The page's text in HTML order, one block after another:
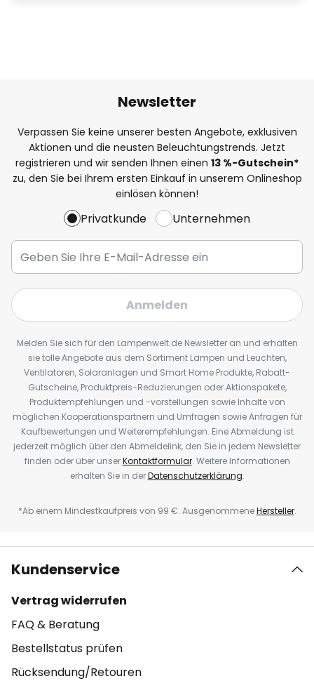
Newsletter
Verpassen Sie keine unserer besten Angebote, exklusiven
Aktionen und die neusten Beleuchtungstrends. Jetzt
registrieren und wir senden Ihnen einen 13 %-Gutschein*
zu, den Sie bei Ihrem ersten Einkauf in unserem Onlineshop
einlösen können!
Privatkunde Unternehmen
Anmelden
Melden Sie sich für den Lampenwelt.de Newsletter an und erhalten
sie tolle Angebote aus dem Sortiment Lampen und Leuchten,
Ventilatoren, Solaranlagen und Smart Home Produkte, Rabatt-
Gutscheine, Produktpreis-Reduzierungen oder Aktionspakete,
Produktempfehlungen und -vorstellungen sowie Inhalte von
möglichen Kooperationspartnern und Umfragen sowie Anfragen für
Kaufbewertungen und Weiterempfehlungen. Eine Abmeldung ist
jederzeit möglich über den Abmeldelink, den Sie in jedem Newsletter
finden oder über unserKontaktformular. Weitere Informationen
erhalten Sie in derDatenschutzerklärung.
*Ab einem Mindestkaufpreis von 99 €. AusgenommeneHersteller.
Kundenservice
Vertrag widerrufen
FAQ & Beratung
Bestellstatus prüfen
Rücksendung/Retouren